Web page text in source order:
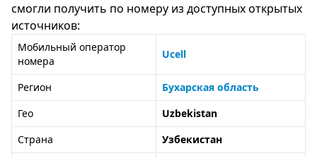
смогли получить по номеру из доступных открытых
источников:
Мобильный оператор
номера
Ucell
Регион
Бухарская область
Гео
Uzbekistan
Страна
Узбекистан